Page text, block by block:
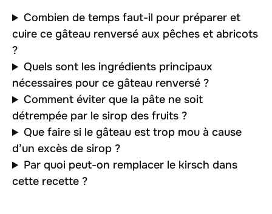
Combien de temps faut-il pour préparer et
cuire ce gâteau renversé aux pêches et abricots
?
Quels sont les ingrédients principaux
nécessaires pour ce gâteau renversé ?
Comment éviter que la pâte ne soit
détrempée par le sirop des fruits ?
Que faire si le gâteau est trop mou à cause
d’un excès de sirop ?
Par quoi peut-on remplacer le kirsch dans
cette recette ?